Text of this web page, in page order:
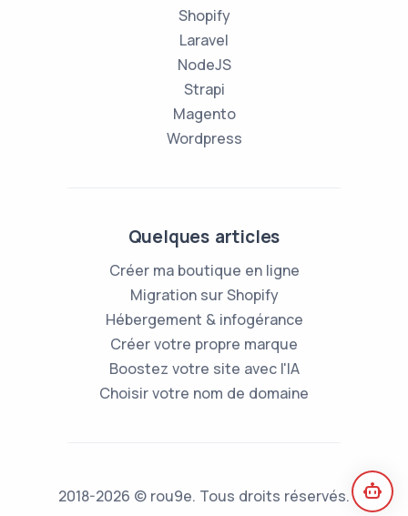
Shopify
Laravel
NodeJS
Strapi
Magento
Wordpress
Quelques articles
Créer ma boutique en ligne
Migration sur Shopify
Hébergement & infogérance
Créer votre propre marque
Boostez votre site avec l'IA
Choisir votre nom de domaine
2018-2026 © rou9e. Tous droits réservés.